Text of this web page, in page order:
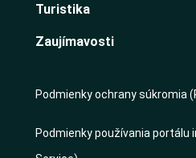
Turistika
Zaujímavosti
Podmienky ochrany súkromia
Podmienky používania portálu